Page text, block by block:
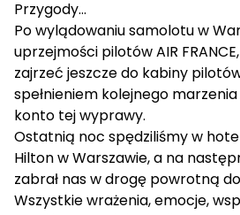
Przygody…
Po wylądowaniu samolotu w
uprzejmości pilotów AIR
zajrzeć jeszcze do kabiny
spełnieniem kolejnego
konto tej wyprawy.
Ostatnią noc spędziliśmy w
Hilton w Warszawie, a na
zabrał nas w drogę powrotną
Wszystkie wrażenia, emocje,